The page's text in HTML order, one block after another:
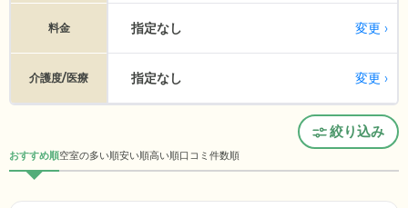
料金 指定なし 変更
介護度/医療 指定なし 変更
絞り込み
おすすめ順空室の多い順安い順高い順口コミ件数順